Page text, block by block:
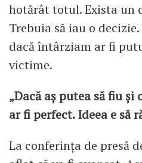
hotărât totul. Exista un
Trebuia să iau o
dacă întârziam ar fi
victime.
„Dacă aș putea să fiu
ar fi perfect. Ideea e să
La conferința de presă